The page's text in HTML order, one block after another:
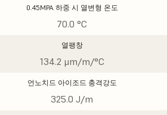
0.45MPA 하중 시 열변형 온도
70.0 °C
열팽창
134.2 μm/m/°C
언노치드 아이조드 충격강도
325.0 J/m